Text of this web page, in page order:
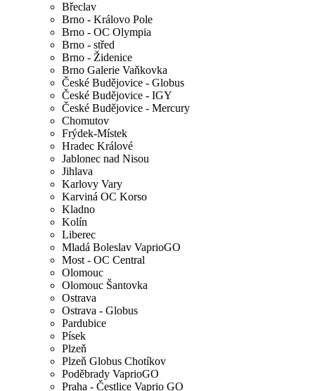
Břeclav
Brno - Královo Pole
Brno - OC Olympia
Brno - střed
Brno - Židenice
Brno Galerie Vaňkovka
České Budějovice - Globus
České Budějovice - IGY
České Budějovice - Mercury
Chomutov
Frýdek-Místek
Hradec Králové
Jablonec nad Nisou
Jihlava
Karlovy Vary
Karviná OC Korso
Kladno
Kolín
Liberec
Mladá Boleslav VaprioGO
Most - OC Central
Olomouc
Olomouc Šantovka
Ostrava
Ostrava - Globus
Pardubice
Písek
Plzeň
Plzeň Globus Chotíkov
Poděbrady VaprioGO
Praha - Čestlice Vaprio GO